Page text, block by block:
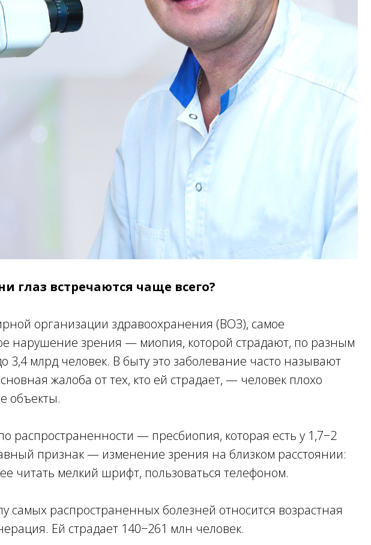
глаз встречаются чаще всего?
организации здравоохранения (ВОЗ), самое
нарушение зрения — миопия, которой страдают, по разным
3,4 млрд человек. В быту это заболевание часто называют
жалоба от тех, кто ей страдает, — человек плохо
объекты.
распространенности — пресбиопия, которая есть у 1,7−2
признак — изменение зрения на близком расстоянии:
читать мелкий шрифт, пользоваться телефоном.
самых распространенных болезней относится возрастная
Ей страдает 140−261 млн человек.